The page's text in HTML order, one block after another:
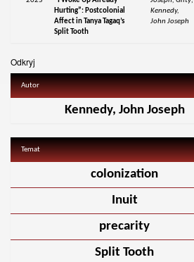
Hurting”: Postcolonial
Affect in Tanya Tagaq’s
Split Tooth
Kennedy,
John Joseph
Odkryj
Autor
Kennedy, John Joseph
Temat
colonization
Inuit
precarity
Split Tooth